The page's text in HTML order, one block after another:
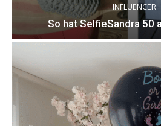
INFLUENCER
So hat SelfieSandra 50